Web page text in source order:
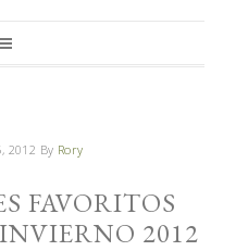
2012 By Rory
FAVORITOS
2012